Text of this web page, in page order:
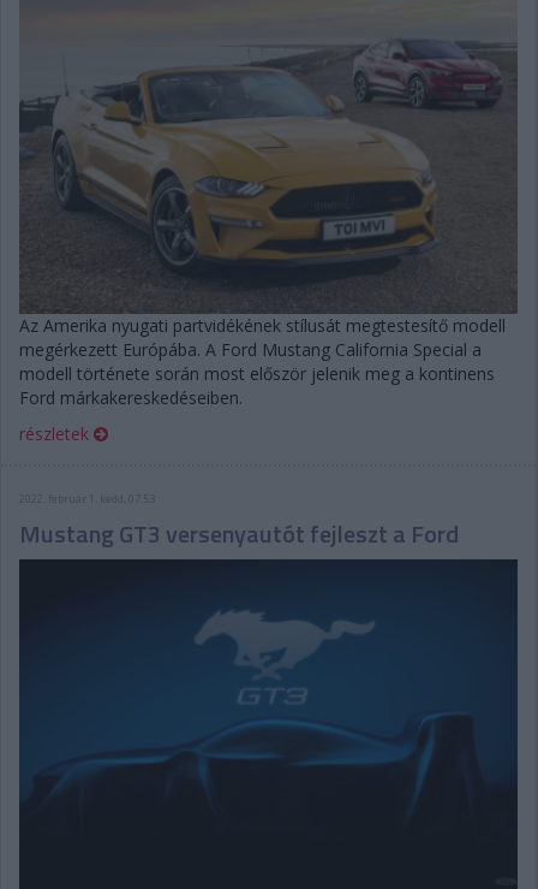
Az Amerika nyugati partvidékének stílusát megtestesítő modell
megérkezett Európába. A Ford Mustang California Special a
modell története során most először jelenik meg a kontinens
Ford márkakereskedéseiben.
részletek
2022. február 1. kedd, 07:53
Mustang GT3 versenyautót fejleszt a Ford